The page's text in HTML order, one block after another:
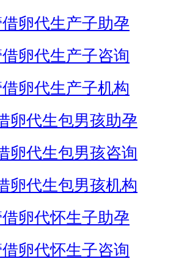
卵代生产子助孕
卵代生产子咨询
卵代生产子机构
卵代生包男孩助孕
卵代生包男孩咨询
卵代生包男孩机构
卵代怀生子助孕
卵代怀生子咨询